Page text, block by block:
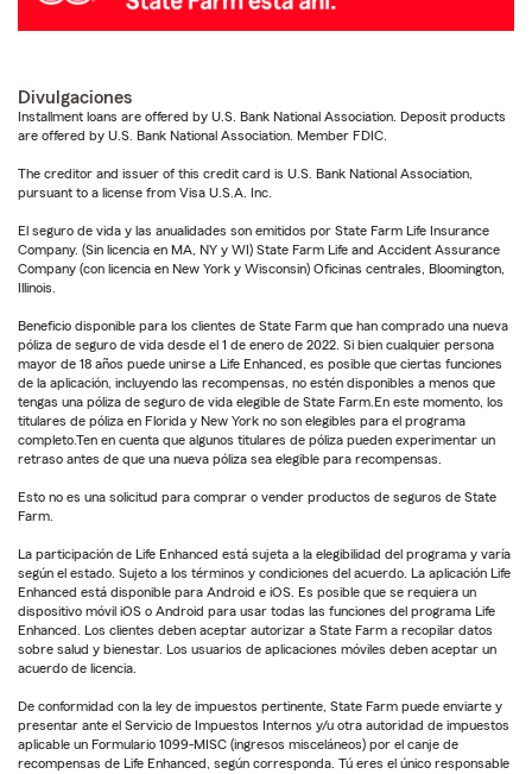
Divulgaciones
Installment loans are offered by U.S. Bank National Association. Deposit products
are offered by U.S. Bank National Association. Member FDIC.
The creditor and issuer of this credit card is U.S. Bank National Association,
pursuant to a license from Visa U.S.A. Inc.
El seguro de vida y las anualidades son emitidos por State Farm Life Insurance
Company. (Sin licencia en MA, NY y WI) State Farm Life and Accident Assurance
Company (con licencia en New York y Wisconsin) Oficinas centrales, Bloomington,
Illinois.
Beneficio disponible para los clientes de State Farm que han comprado una nueva
póliza de seguro de vida desde el 1 de enero de 2022. Si bien cualquier persona
mayor de 18 años puede unirse a Life Enhanced, es posible que ciertas funciones
de la aplicación, incluyendo las recompensas, no estén disponibles a menos que
tengas una póliza de seguro de vida elegible de State Farm.En este momento, los
titulares de póliza en Florida y New York no son elegibles para el programa
completo.Ten en cuenta que algunos titulares de póliza pueden experimentar un
retraso antes de que una nueva póliza sea elegible para recompensas.
Esto no es una solicitud para comprar o vender productos de seguros de State
Farm.
La participación de Life Enhanced está sujeta a la elegibilidad del programa y varía
según el estado. Sujeto a los términos y condiciones del acuerdo. La aplicación Life
Enhanced está disponible para Android e iOS. Es posible que se requiera un
dispositivo móvil iOS o Android para usar todas las funciones del programa Life
Enhanced. Los clientes deben aceptar autorizar a State Farm a recopilar datos
sobre salud y bienestar. Los usuarios de aplicaciones móviles deben aceptar un
acuerdo de licencia.
De conformidad con la ley de impuestos pertinente, State Farm puede enviarte y
presentar ante el Servicio de Impuestos Internos y/u otra autoridad de impuestos
aplicable un Formulario 1099-MISC (ingresos misceláneos) por el canje de
recompensas de Life Enhanced, según corresponda. Tú eres el único responsable